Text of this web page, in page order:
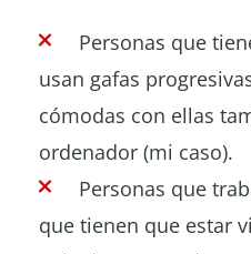
Personas que
usan gafas
cómodas con ellas
ordenador (mi caso).
Personas que
que tienen que estar